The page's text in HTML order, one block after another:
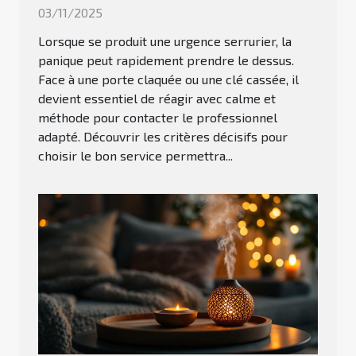
03/11/2025
Lorsque se produit une urgence serrurier, la
panique peut rapidement prendre le dessus.
Face à une porte claquée ou une clé cassée, il
devient essentiel de réagir avec calme et
méthode pour contacter le professionnel
adapté. Découvrir les critères décisifs pour
choisir le bon service permettra...